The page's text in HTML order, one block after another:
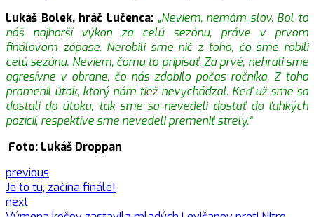
Lukáš Bolek, hráč Lučenca: „Neviem, nemám slov. Bol to
náš najhorší výkon za celú sezónu, práve v prvom
finálovom zápase. Nerobili sme nič z toho, čo sme robili
celú sezónu. Neviem, čomu to pripísať. Za prvé, nehrali sme
agresívne v obrane, čo nás zdobilo počas ročníka. Z toho
pramenil útok, ktorý nám tiež nevychádzal. Keď už sme sa
dostali do útoku, tak sme sa nevedeli dostať do ľahkých
pozícií, respektíve sme nevedeli premeniť strely.“
Foto: Lukáš Droppan
previous
Je to tu, začína finále!
next